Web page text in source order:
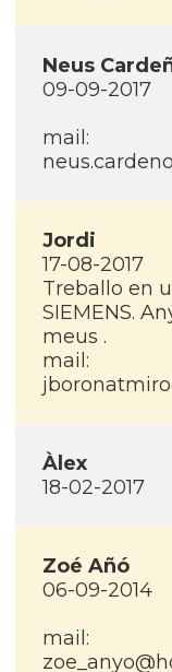
Neus
09-09-2017
mail:
Jordi
17-08-2017
Treballo en
SIEMENS.
meus .
mail:
Àlex
18-02-2017
Zoé Añó
06-09-2014
mail: